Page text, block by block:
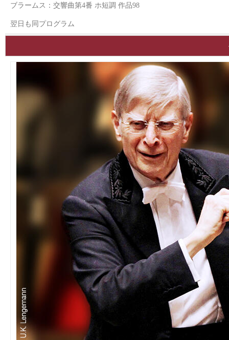
ブラームス：交響曲第4番 ホ短調 作品98
翌日も同プログラム